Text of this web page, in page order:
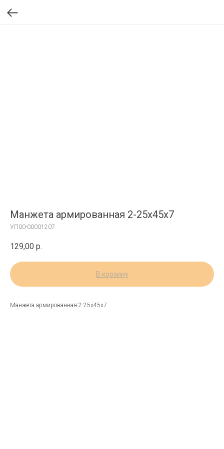
Манжета армированная 2-25х45х7
УП00-00001207
129,00 р.
В корзину
Манжета армированная 2-25х45х7